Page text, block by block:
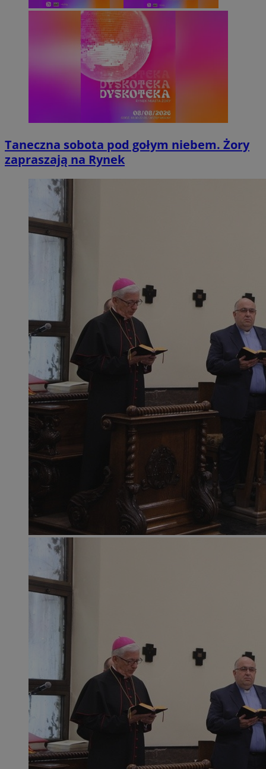
Taneczna sobota pod gołym niebem. Żory
zapraszają na Rynek